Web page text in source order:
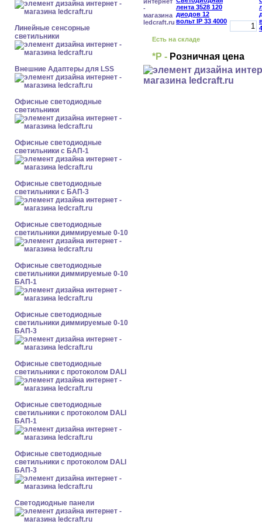
Линейные сенсорные
светильники
Внешние Адаптеры для LSS
Офисные светодиодные
светильники
Офисные светодиодные
светильники с БАП-1
Офисные светодиодные
светильники с БАП-3
Офисные светодиодные
светильники диммируемые 0-10
Офисные светодиодные
светильники диммируемые 0-10
БАП-1
Офисные светодиодные
светильники диммируемые 0-10
БАП-3
Офисные светодиодные
светильники с протоколом DALI
Офисные светодиодные
светильники с протоколом DALI
БАП-1
Офисные светодиодные
светильники с протоколом DALI
БАП-3
Cветодиодные панели
Есть на складе
*Р - Розничная цена